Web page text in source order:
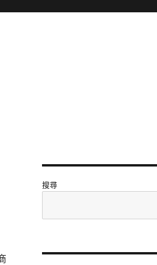
搜尋